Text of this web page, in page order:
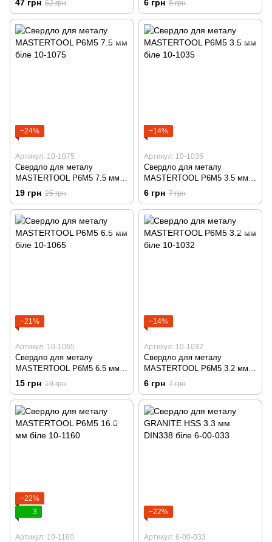
47 грн 62 грн 6 грн 8 грн
−24%
Артикул: 10-1075
Свердло для металу
MASTERTOOL Р6М5 7.5 мм
біле 10-1075
19 грн 25 грн
−14%
Артикул: 10-1035
Свердло для металу
MASTERTOOL Р6М5 3.5 мм
біле 10-1035
6 грн 7 грн
−21%
Артикул: 10-1065
Свердло для металу
MASTERTOOL Р6М5 6.5 мм
біле 10-1065
15 грн 19 грн
−14%
Артикул: 10-1032
Свердло для металу
MASTERTOOL Р6М5 3.2 мм
біле 10-1032
6 грн 7 грн
−22%
3
Артикул: 10-1160
−22%
Артикул: 6-00-033